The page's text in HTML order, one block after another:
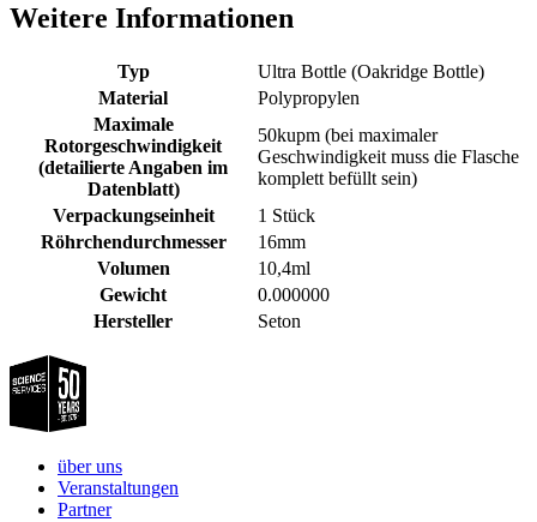
Weitere Informationen
Typ
Ultra Bottle (Oakridge Bottle)
Material
Polypropylen
Maximale
Rotorgeschwindigkeit
(detailierte Angaben im
Datenblatt)
50kupm (bei maximaler
Geschwindigkeit muss die Flasche
komplett befüllt sein)
Verpackungseinheit
1 Stück
Röhrchendurchmesser
16mm
Volumen
10,4ml
Gewicht
0.000000
Hersteller
Seton
über uns
Veranstaltungen
Partner